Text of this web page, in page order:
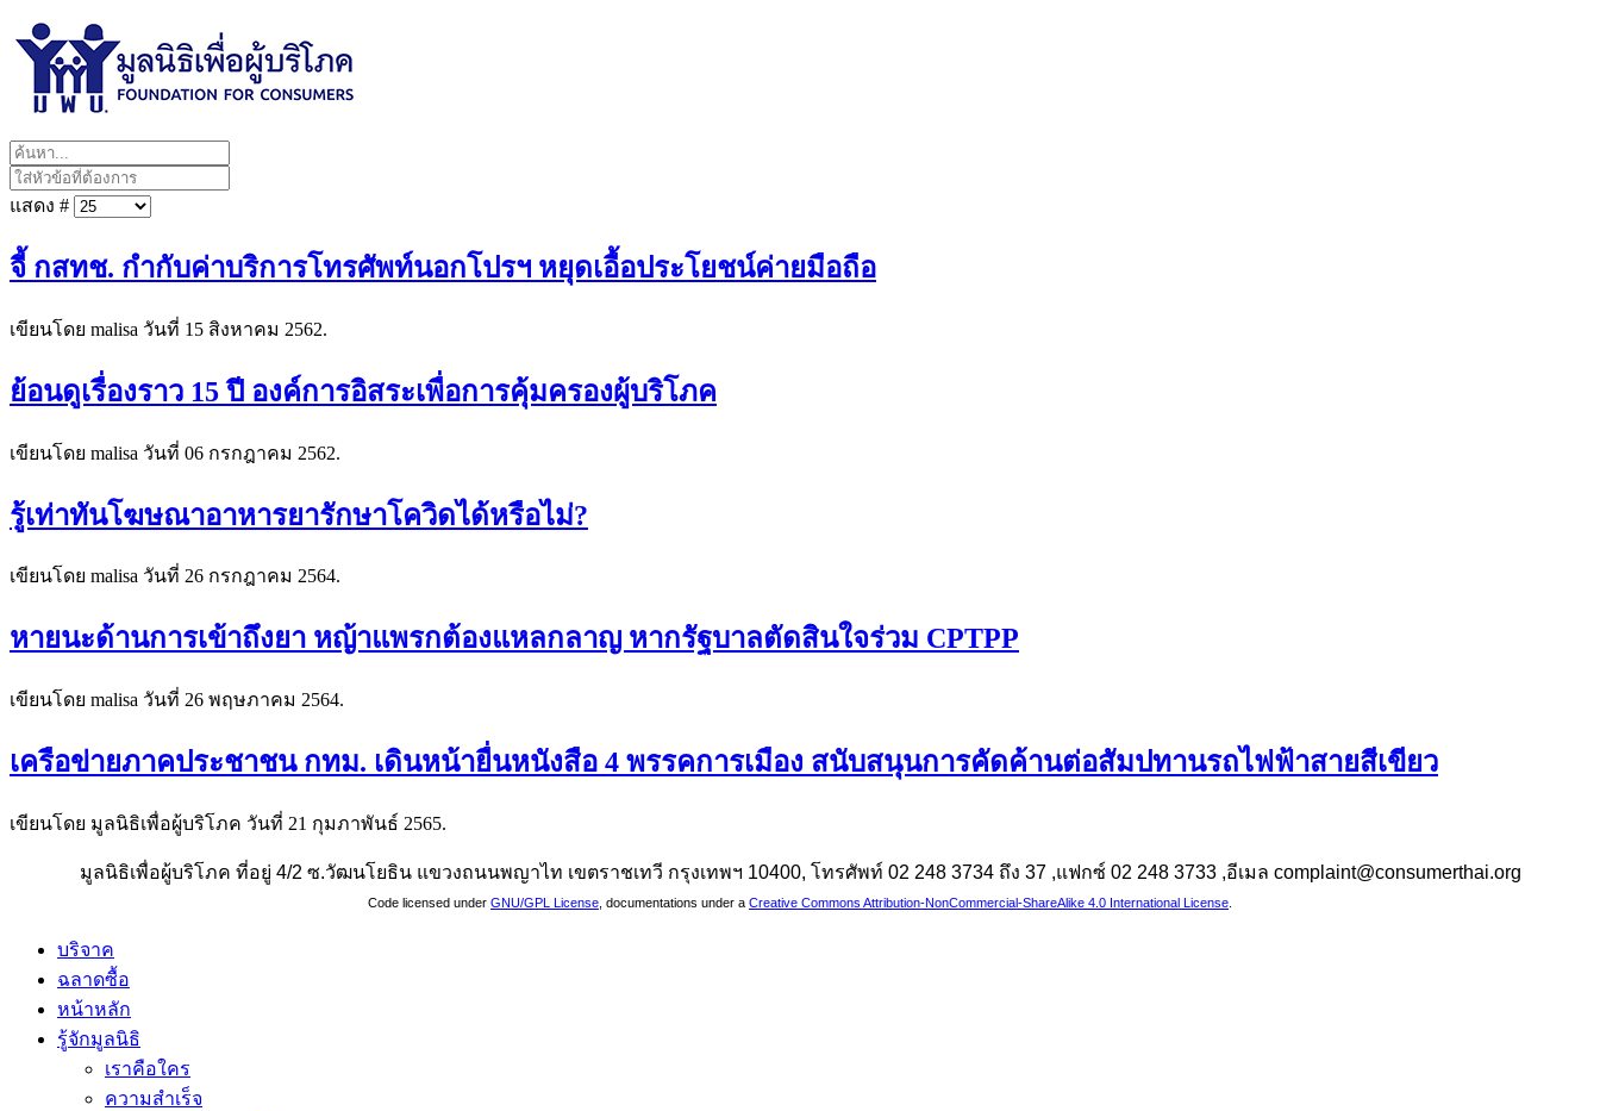
แสดง #
จี้ กสทช. กำกับค่าบริการโทรศัพท์นอกโปรฯ หยุดเอื้อประโยชน์ค่ายมือถือ
เขียนโดย malisa วันที่ 15 สิงหาคม 2562.
ย้อนดูเรื่องราว 15 ปี องค์การอิสระเพื่อการคุ้มครองผู้บริโภค
เขียนโดย malisa วันที่ 06 กรกฎาคม 2562.
รู้เท่าทันโฆษณาอาหารยารักษาโควิดได้หรือไม่?
เขียนโดย malisa วันที่ 26 กรกฎาคม 2564.
หายนะด้านการเข้าถึงยา หญ้าแพรกต้องแหลกลาญ หากรัฐบาลตัดสินใจร่วม CPTPP
เขียนโดย malisa วันที่ 26 พฤษภาคม 2564.
เครือข่ายภาคประชาชน กทม. เดินหน้ายื่นหนังสือ 4 พรรคการเมือง สนับสนุนการคัดค้านต่อสัมปทานรถไฟฟ้าสายสีเขียว
เขียนโดย มูลนิธิเพื่อผู้บริโภค วันที่ 21 กุมภาพันธ์ 2565.
มูลนิธิเพื่อผู้บริโภค ที่อยู่ 4/2 ซ.วัฒนโยธิน แขวงถนนพญาไท เขตราชเทวี กรุงเทพฯ 10400, โทรศัพท์ 02 248 3734 ถึง 37 ,แฟกซ์ 02 248 3733 ,อีเมล complaint@consumerthai.org
Code licensed under GNU/GPL License , documentations under a Creative Commons Attribution-NonCommercial-ShareAlike 4.0 International License
บริจาค
ฉลาดซื้อ
หน้าหลัก
รู้จักมูลนิธิ
เราคือใคร
ความสำเร็จ